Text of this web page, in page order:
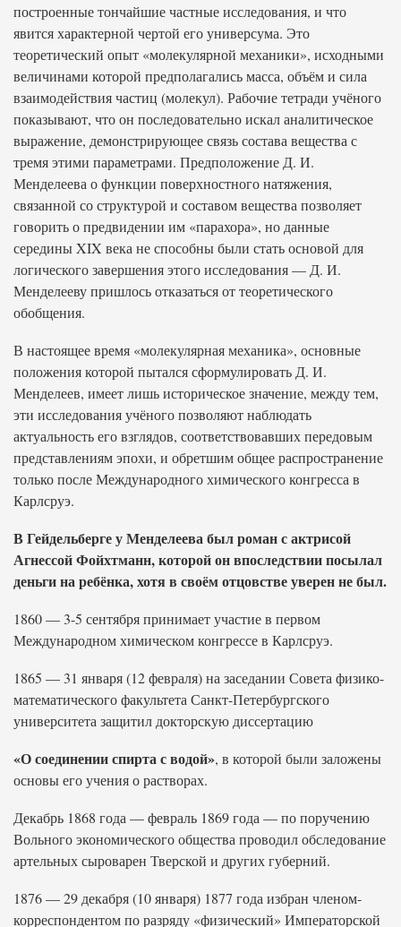
построенные тончайшие частные исследования, и что
явится характерной чертой его универсума. Это
теоретический опыт «молекулярной механики», исходными
величинами которой предполагались масса, объём и сила
взаимодействия частиц (молекул). Рабочие тетради учёного
показывают, что он последовательно искал аналитическое
выражение, демонстрирующее связь состава вещества с
тремя этими параметрами. Предположение Д. И.
Менделеева о функции поверхностного натяжения,
связанной со структурой и составом вещества позволяет
говорить о предвидении им «парахора», но данные
середины XIX века не способны были стать основой для
логического завершения этого исследования — Д. И.
Менделееву пришлось отказаться от теоретического
обобщения.
В настоящее время «молекулярная механика», основные
положения которой пытался сформулировать Д. И.
Менделеев, имеет лишь историческое значение, между тем,
эти исследования учёного позволяют наблюдать
актуальность его взглядов, соответствовавших передовым
представлениям эпохи, и обретшим общее распространение
только после Международного химического конгресса в
Карлсруэ.
В Гейдельберге у Менделеева был роман с актрисой
Агнессой Фойхтманн, которой он впоследствии посылал
деньги на ребёнка, хотя в своём отцовстве уверен не был.
1860 — 3-5 сентября принимает участие в первом
Международном химическом конгрессе в Карлсруэ.
1865 — 31 января (12 февраля) на заседании Совета физико-
математического факультета Санкт-Петербургского
университета защитил докторскую диссертацию
«О соединении спирта с водой», в которой были заложены
основы его учения о растворах.
Декабрь 1868 года — февраль 1869 года — по поручению
Вольного экономического общества проводил обследование
артельных сыроварен Тверской и других губерний.
1876 — 29 декабря (10 января) 1877 года избран членом-
корреспондентом по разряду «физический» Императорской